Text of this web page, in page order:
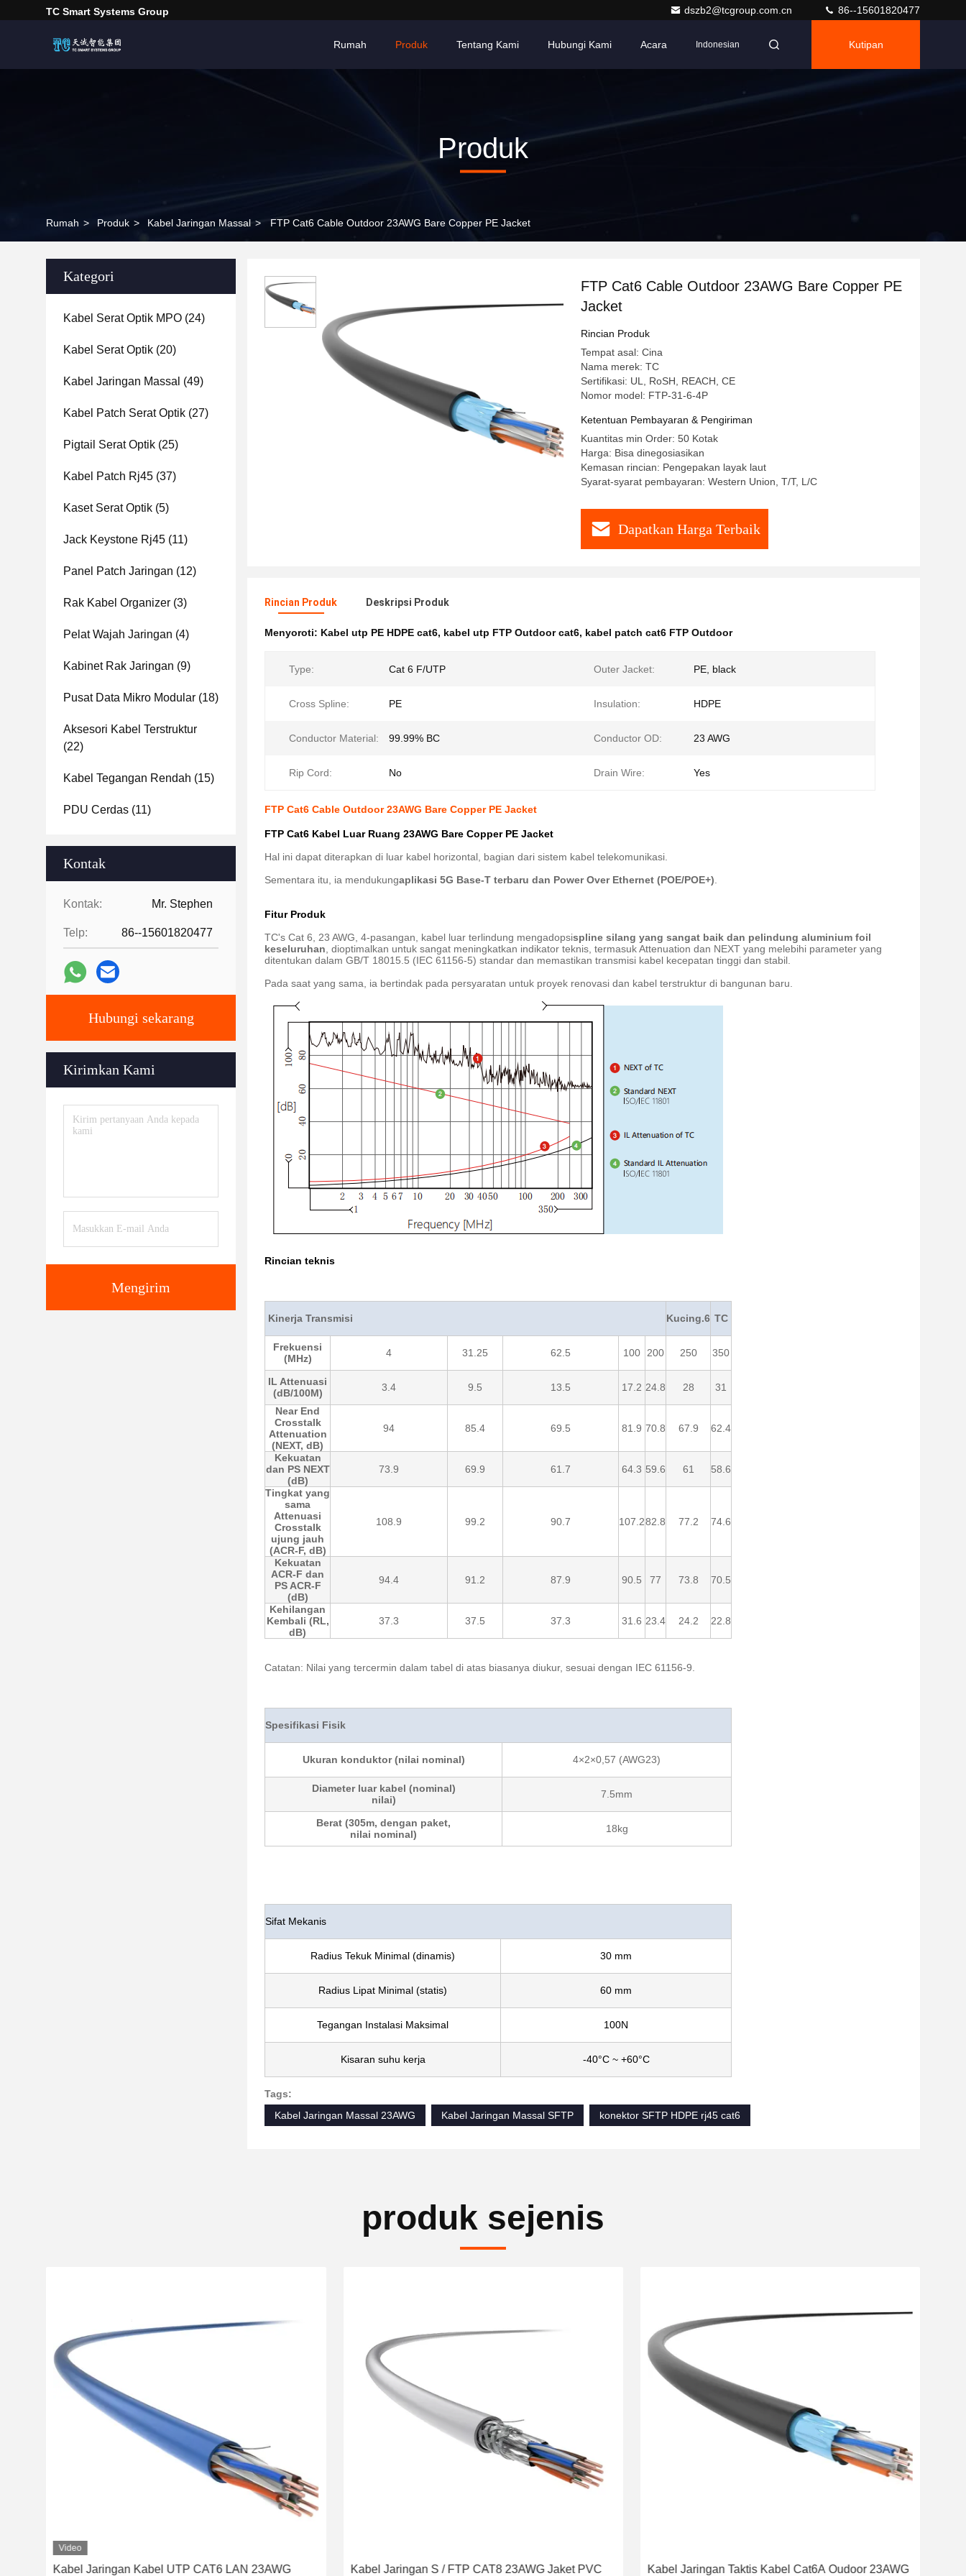
TC Smart Systems Group dszb2@tcgroup.com.cn 86--15601820477
Rumah Produk Tentang Kami Hubungi Kami Acara Indonesian Kutipan
Produk
Rumah > Produk > Kabel Jaringan Massal > FTP Cat6 Cable Outdoor 23AWG Bare Copper PE Jacket
Kategori
Kabel Serat Optik MPO (24)
Kabel Serat Optik (20)
Kabel Jaringan Massal (49)
Kabel Patch Serat Optik (27)
Pigtail Serat Optik (25)
Kabel Patch Rj45 (37)
Kaset Serat Optik (5)
Jack Keystone Rj45 (11)
Panel Patch Jaringan (12)
Rak Kabel Organizer (3)
Pelat Wajah Jaringan (4)
Kabinet Rak Jaringan (9)
Pusat Data Mikro Modular (18)
Aksesori Kabel Terstruktur
(22)
Kabel Tegangan Rendah (15)
PDU Cerdas (11)
Kontak
Kontak: Mr. Stephen
Telp: 86--15601820477
Hubungi sekarang
Kirimkan Kami
Mengirim
FTP Cat6 Cable Outdoor 23AWG Bare Copper PE
Jacket
Rincian Produk
Tempat asal: Cina
Nama merek: TC
Sertifikasi: UL, RoSH, REACH, CE
Nomor model: FTP-31-6-4P
Ketentuan Pembayaran & Pengiriman
Kuantitas min Order: 50 Kotak
Harga: Bisa dinegosiasikan
Kemasan rincian: Pengepakan layak laut
Syarat-syarat pembayaran: Western Union, T/T, L/C
Dapatkan Harga Terbaik
Rincian Produk Deskripsi Produk
Menyoroti: Kabel utp PE HDPE cat6, kabel utp FTP Outdoor cat6, kabel patch cat6 FTP Outdoor
Type: Cat 6 F/UTP Outer Jacket: PE, black
Cross Spline: PE Insulation: HDPE
Conductor Material: 99.99% BC Conductor OD: 23 AWG
Rip Cord: No Drain Wire: Yes
FTP Cat6 Cable Outdoor 23AWG Bare Copper PE Jacket
FTP Cat6 Kabel Luar Ruang 23AWG Bare Copper PE Jacket
Hal ini dapat diterapkan di luar kabel horizontal, bagian dari sistem kabel telekomunikasi.
Sementara itu, ia mendukungaplikasi 5G Base-T terbaru dan Power Over Ethernet (POE/POE+)
Fitur Produk
TC's Cat 6, 23 AWG, 4-pasangan, kabel luar terlindung mengadopsispline silang yang sangat baik dan pelindung aluminium foil
keseluruhan , dioptimalkan untuk sangat meningkatkan indikator teknis, termasuk Attenuation dan NEXT yang melebihi parameter yang
ditentukan dalam GB/T 18015.5 (IEC 61156-5) standar dan memastikan transmisi kabel kecepatan tinggi dan stabil.
Pada saat yang sama, ia bertindak pada persyaratan untuk proyek renovasi dan kabel terstruktur di bangunan baru.
Rincian teknis
Kinerja Transmisi Kucing.6 TC
Frekuensi
(MHz)
4 31.25 62.5 100 200 250 350
IL Attenuasi
(dB/100M)
3.4 9.5 13.5 17.2 24.8 28 31
Near End
Crosstalk
Attenuation
(NEXT, dB)
94 85.4 69.5 81.9 70.8 67.9 62.4
Kekuatan
dan PS NEXT
(dB)
73.9 69.9 61.7 64.3 59.6 61 58.6
Tingkat yang
sama
Attenuasi
Crosstalk
ujung jauh
(ACR-F, dB)
108.9 99.2 90.7 107.282.8 77.2 74.6
Kekuatan
ACR-F dan
PS ACR-F
(dB)
94.4 91.2 87.9 90.5 77 73.8 70.5
Kehilangan
Kembali (RL,
dB)
37.3 37.5 37.3 31.6 23.4 24.2 22.8
Catatan: Nilai yang tercermin dalam tabel di atas biasanya diukur, sesuai dengan IEC 61156-9.
Spesifikasi Fisik
Ukuran konduktor (nilai nominal) 4×2×0,57 (AWG23)
Diameter luar kabel (nominal)
nilai)
7.5mm
Berat (305m, dengan paket,
nilai nominal)
18kg
Sifat Mekanis
Radius Tekuk Minimal (dinamis) 30 mm
Radius Lipat Minimal (statis) 60 mm
Tegangan Instalasi Maksimal 100N
Kisaran suhu kerja -40°C ~ +60°C
Tags:
Kabel Jaringan Massal 23AWG
Kabel Jaringan Massal SFTP konektor SFTP HDPE rj45 cat6
produk sejenis
Video
Kabel Jaringan Kabel UTP CAT6 LAN 23AWG Kabel Jaringan S / FTP CAT8 23AWG Jaket PVC Kabel Jaringan Taktis Kabel Cat6A Oudoor 23AWG